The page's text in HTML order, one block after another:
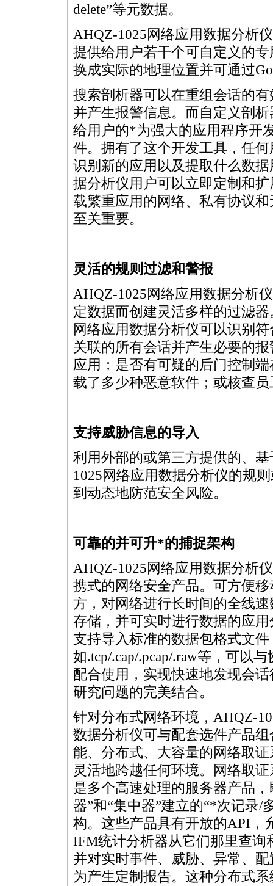
delete”等元数据。
AHQZ-1025网络应用数据分析
提供给用户若干个可自定义的
换成实际的地理位置并可通过
搜索剖析器可以在重组会话的
并产生报警信息。而自定义剖
给用户的*为强大的应用程序开
件。拥有了这个开发工具，任
识别新的应用以及提取什么数
据分析仪用户可以立即定制和
载繁重应用的网络、私有协议和
至关重要。
灵活的规则过滤和警报
AHQZ-1025网络应用数据分析
定数据而创建灵活多样的过滤
网络应用数据分析仪可以识别
关联的所有会话并产生必要的
应用；是否有可疑的后门控制
载了多少种恶意软件；或核查
支持威胁信息的导入
利用外部的或第三方提供的、
1025网络应用数据分析仪的规
到动态地防范安全风险。
可靠的并可升*的捕捉架构
AHQZ-1025网络应用数据分析
携式的网络安全产品。可方便
方，对网络进行长时间的全线
存储，并可实时进行数据的应
支持导入标准的数据包格式文件
如.tcp/.cap/.pcap/.raw等，可以
配合使用，实现快速地发现会
研究问题的完美结合。
针对分布式网络环境，AHQZ-
数据分析仪可与配套选件产品
能、分布式、大容量的网络取
灵活地跨越任何环境。网络取
是多个高速处理的服务器产品，
器”和“集中器”建立的“*次记录/
构。这些产品具有开放的API，
IFM统计分析器从它们那里查
并对实时事件、威胁、异常、
为产生定制报告。这种分布式